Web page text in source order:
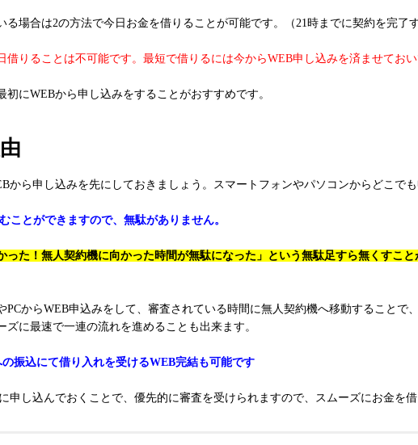
場合は2の方法で今日お金を借りることが可能です。（21時までに契約を完了
りることは不可能です。最短で借りるには今からWEB申し込みを済ませてお
にWEBから申し込みをすることがおすすめです。
から申し込みを先にしておきましょう。スマートフォンやパソコンからどこで
ことができますので、無駄がありません。
った！無人契約機に向かった時間が無駄になった」という無駄足すら無くすこ
からWEB申込みをして、審査されている時間に無人契約機へ移動すること
に最速で一連の流れを進めることも出来ます。
振込にて借り入れを受けるWEB完結も可能です
申し込んでおくことで、優先的に審査を受けられますので、スムーズにお金を